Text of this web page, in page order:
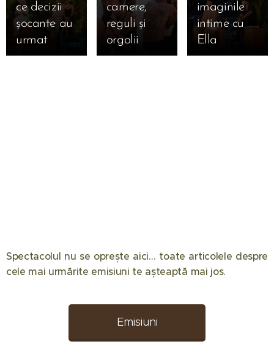
ce decizii
șocante au
urmat 🔥
camere,
reguli și
orgolii
imaginile
intime cu
Ella 🔥
Spectacolul nu se oprește aici… toate articolele despre
cele mai urmărite emisiuni te așteaptă mai jos. 📺✨
Emisiuni
12.05.2026
Eliminare
Doar patru
08.05.2026
Semifinala
talent 2026
a făcut
spectacol
08.04.2026
Chefi la
2026:
echipelor